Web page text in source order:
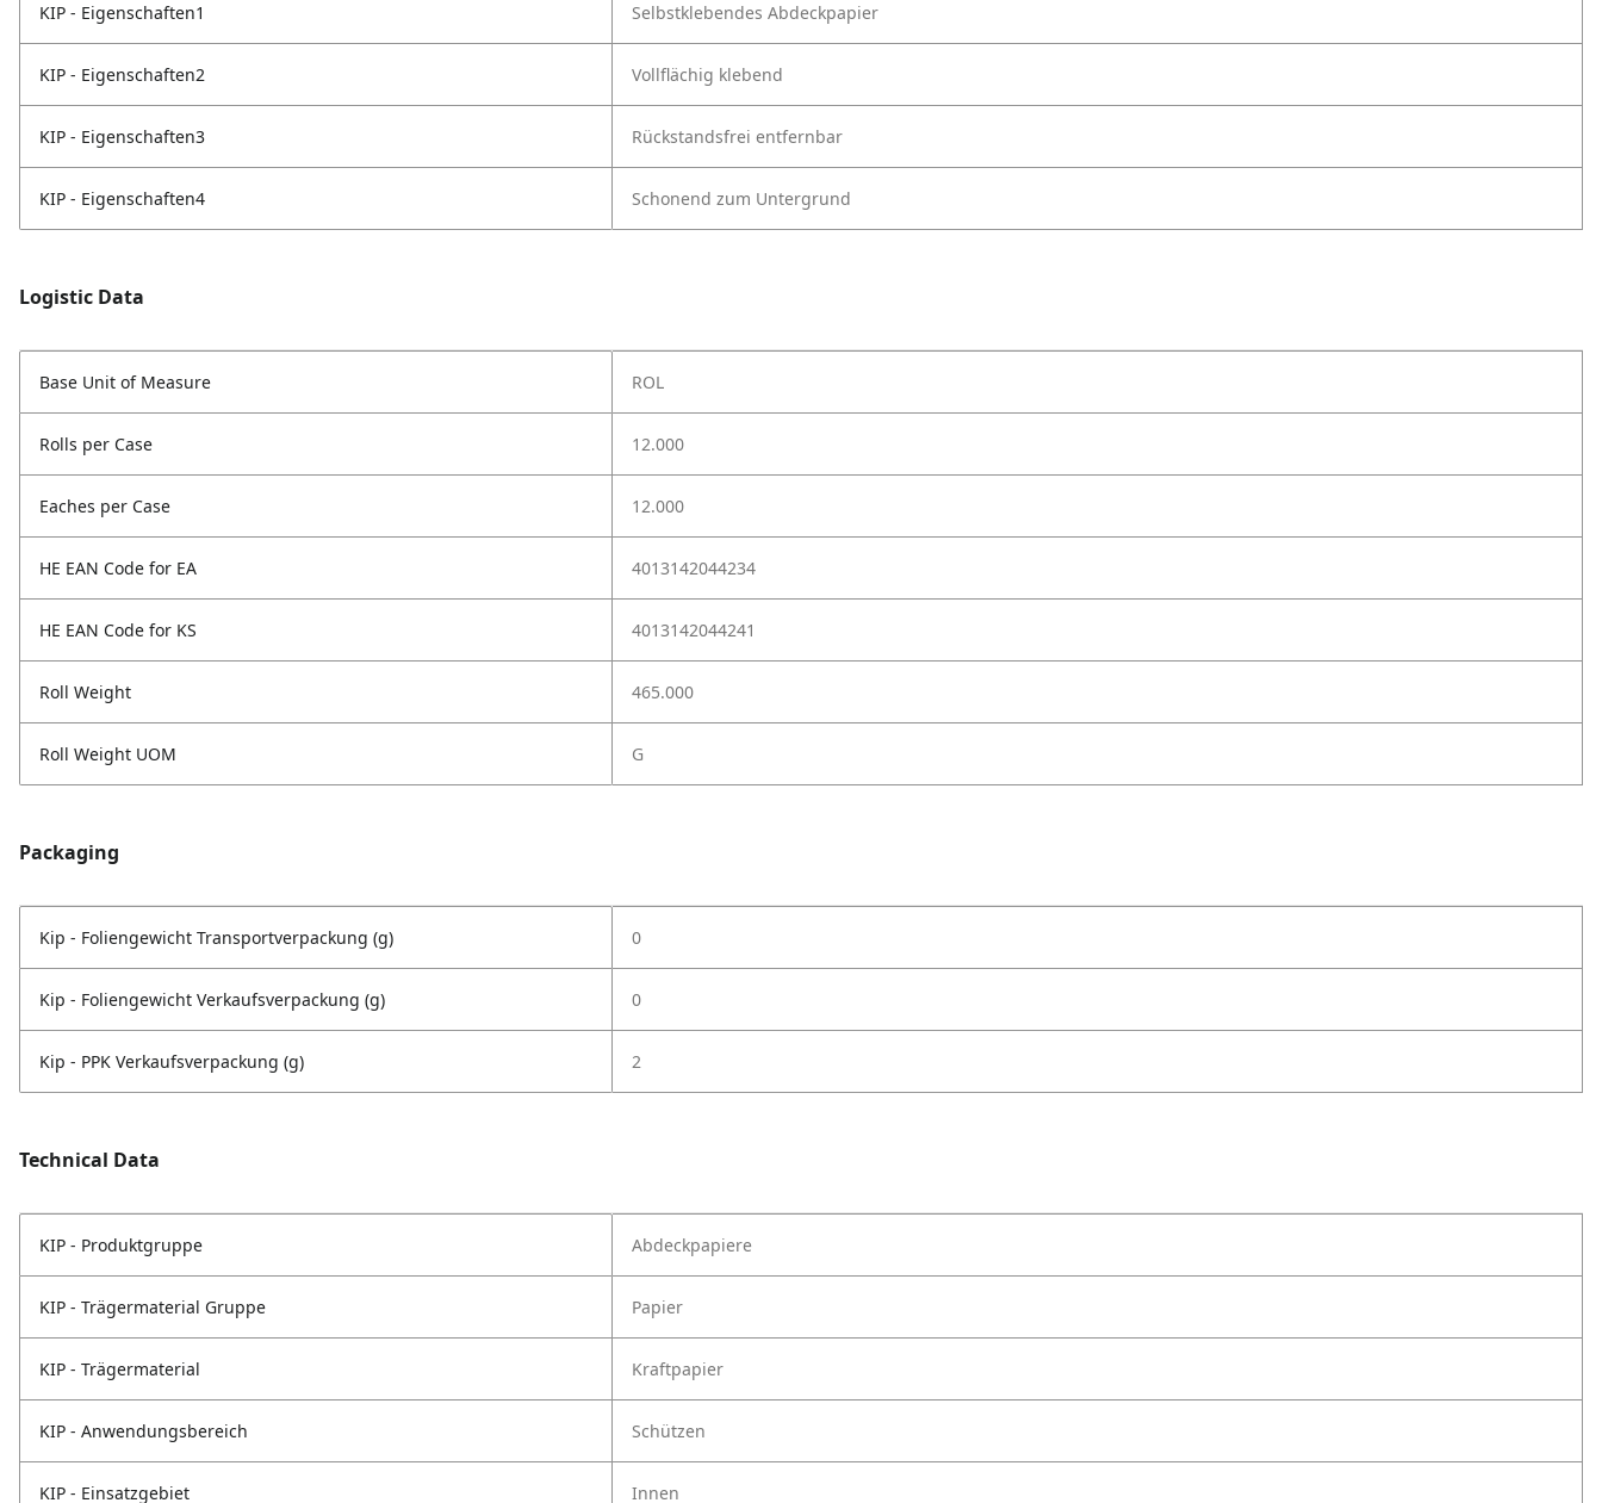
KIP - Eigenschaften1 Selbstklebendes Abdeckpapier
KIP - Eigenschaften2 Vollflächig klebend
KIP - Eigenschaften3 Rückstandsfrei entfernbar
KIP - Eigenschaften4 Schonend zum Untergrund
Logistic Data
Base Unit of Measure ROL
Rolls per Case 12.000
Eaches per Case 12.000
HE EAN Code for EA 4013142044234
HE EAN Code for KS 4013142044241
Roll Weight 465.000
Roll Weight UOM G
Packaging
Kip - Foliengewicht Transportverpackung (g) 0
Kip - Foliengewicht Verkaufsverpackung (g) 0
Kip - PPK Verkaufsverpackung (g) 2
Technical Data
KIP - Produktgruppe Abdeckpapiere
KIP - Trägermaterial Gruppe Papier
KIP - Trägermaterial Kraftpapier
KIP - Anwendungsbereich Schützen
KIP - Einsatzgebiet Innen